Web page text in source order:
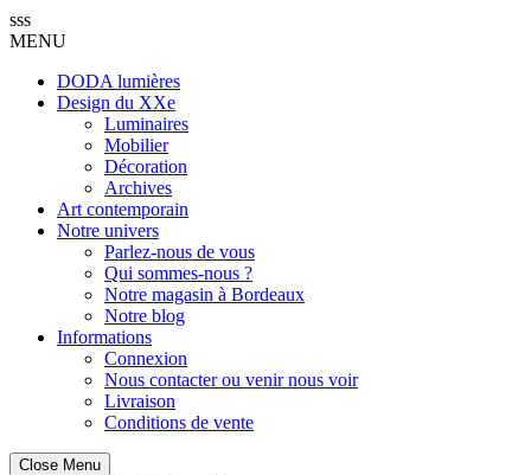
sss
MENU
DODA lumières
Design du XXe
Luminaires
Mobilier
Décoration
Archives
Art contemporain
Notre univers
Parlez-nous de vous
Qui sommes-nous ?
Notre magasin à Bordeaux
Notre blog
Informations
Connexion
Nous contacter ou venir nous voir
Livraison
Conditions de vente
Close Menu